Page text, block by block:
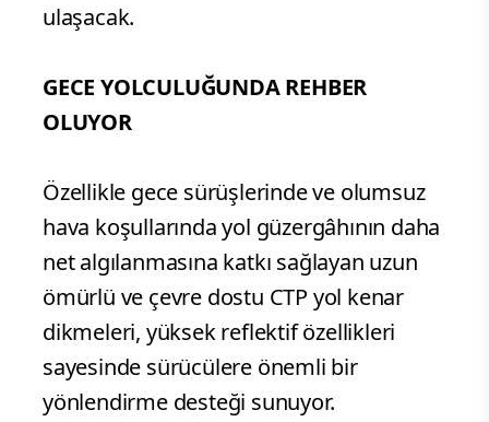
ulaşacak.
GECE YOLCULUĞUNDA REHBER
OLUYOR
Özellikle gece sürüşlerinde ve olumsuz
hava koşullarında yol güzergâhının daha
net algılanmasına katkı sağlayan uzun
ömürlü ve çevre dostu CTP yol kenar
dikmeleri, yüksek reflektif özellikleri
sayesinde sürücülere önemli bir
yönlendirme desteği sunuyor.